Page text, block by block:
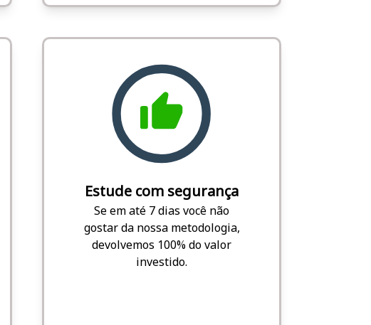
Estude com segurança
Se em até 7 dias você não
gostar da nossa metodologia,
devolvemos 100% do valor
investido.